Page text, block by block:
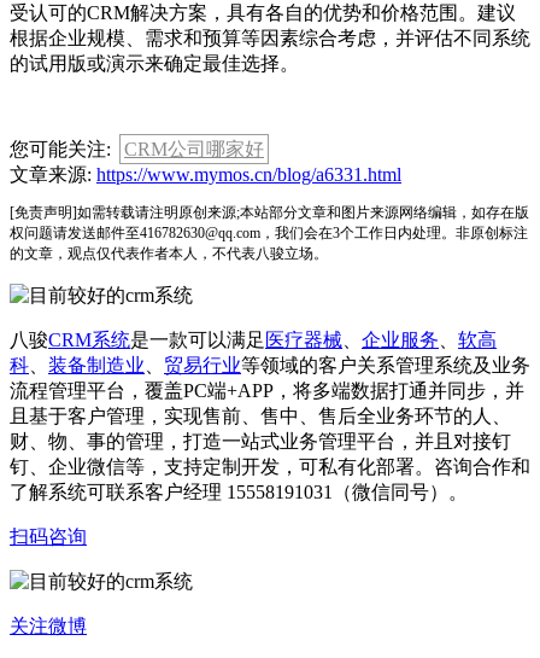
受认可的CRM解决方案，具有各自的优势和价格范围。建议
根据企业规模、需求和预算等因素综合考虑，并评估不同系统
的试用版或演示来确定最佳选择。
您可能关注:
CRM公司哪家好
文章来源: https://www.mymos.cn/blog/a6331.html
[免责声明]如需转载请注明原创来源;本站部分文章和图片来源网络编辑，如存在版
权问题请发送邮件至416782630@qq.com，我们会在3个工作日内处理。非原创标注
的文章，观点仅代表作者本人，不代表八骏立场。
八骏CRM系统是一款可以满足 医疗器械 企业服务
软高
科
装备制造业 贸易行业等领域的客户关系管理系统及业务
流程管理平台，覆盖PC端+APP，将多端数据打通并同步，并
且基于客户管理，实现售前、售中、售后全业务环节的人、
财、物、事的管理，打造一站式业务管理平台，并且对接钉
钉、企业微信等，支持定制开发，可私有化部署。咨询合作和
了解系统可联系客户经理 15558191031（微信同号）。
扫码咨询
关注微博